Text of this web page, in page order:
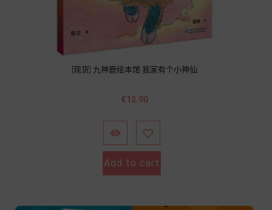
[现货] 九神鹿绘本馆 我家有个小神仙
價
€12.90
 
Add to cart